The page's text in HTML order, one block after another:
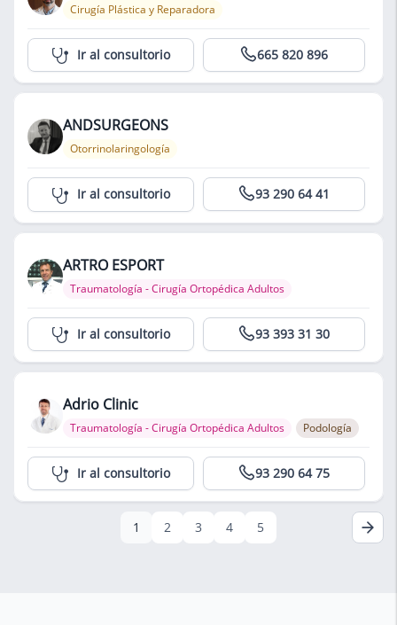
Cirugía Plástica y Reparadora
Centro Médico Teknon 665 820 896
Ir al consultorio
ANDSURGEONS
Otorrinolaringología
Centro Médico Teknon 93 290 64 41
Ir al consultorio
ARTRO ESPORT
Traumatología - Cirugía Ortopédica Adultos
Centro Médico Teknon 93 393 31 30
Ir al consultorio
Adrio Clinic
Traumatología - Cirugía Ortopédica Adultos Podología
Centro Médico Teknon 93 290 64 75
Ir al consultorio
1 2 3 4 5